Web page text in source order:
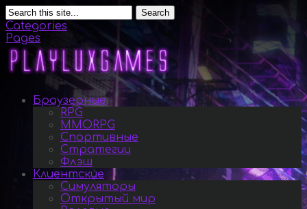
Search
Categories
Pages
Браузерные
RPG
MMORPG
Спортивные
Стратегии
Флэш
Клиентские
Симуляторы
Открытый мир